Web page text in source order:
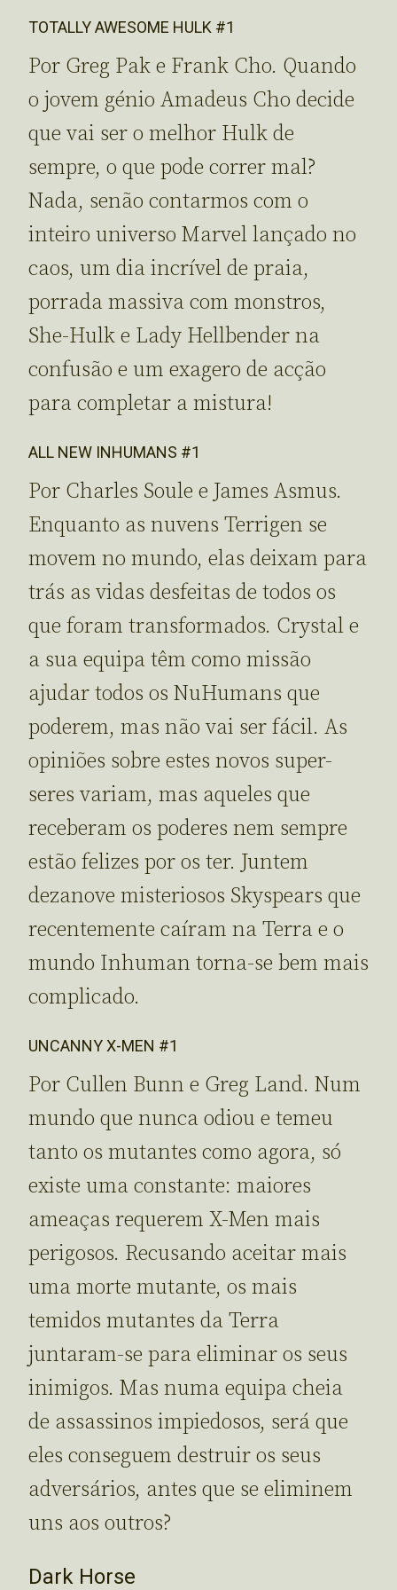
TOTALLY AWESOME HULK #1
Por Greg Pak e Frank Cho. Quando
o jovem génio Amadeus Cho decide
que vai ser o melhor Hulk de
sempre, o que pode correr mal?
Nada, senão contarmos com o
inteiro universo Marvel lançado no
caos, um dia incrível de praia,
porrada massiva com monstros,
She-Hulk e Lady Hellbender na
confusão e um exagero de acção
para completar a mistura!
ALL NEW INHUMANS #1
Por Charles Soule e James Asmus.
Enquanto as nuvens Terrigen se
movem no mundo, elas deixam para
trás as vidas desfeitas de todos os
que foram transformados. Crystal e
a sua equipa têm como missão
ajudar todos os NuHumans que
poderem, mas não vai ser fácil. As
opiniões sobre estes novos super-
seres variam, mas aqueles que
receberam os poderes nem sempre
estão felizes por os ter. Juntem
dezanove misteriosos Skyspears que
recentemente caíram na Terra e o
mundo Inhuman torna-se bem mais
complicado.
UNCANNY X-MEN #1
Por Cullen Bunn e Greg Land. Num
mundo que nunca odiou e temeu
tanto os mutantes como agora, só
existe uma constante: maiores
ameaças requerem X-Men mais
perigosos. Recusando aceitar mais
uma morte mutante, os mais
temidos mutantes da Terra
juntaram-se para eliminar os seus
inimigos. Mas numa equipa cheia
de assassinos impiedosos, será que
eles conseguem destruir os seus
adversários, antes que se eliminem
uns aos outros?
Dark Horse